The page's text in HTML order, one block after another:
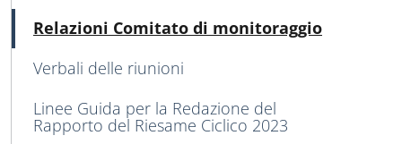
Relazioni Comitato di monitoraggio
Verbali delle riunioni
Linee Guida per la Redazione del
Rapporto del Riesame Ciclico 2023